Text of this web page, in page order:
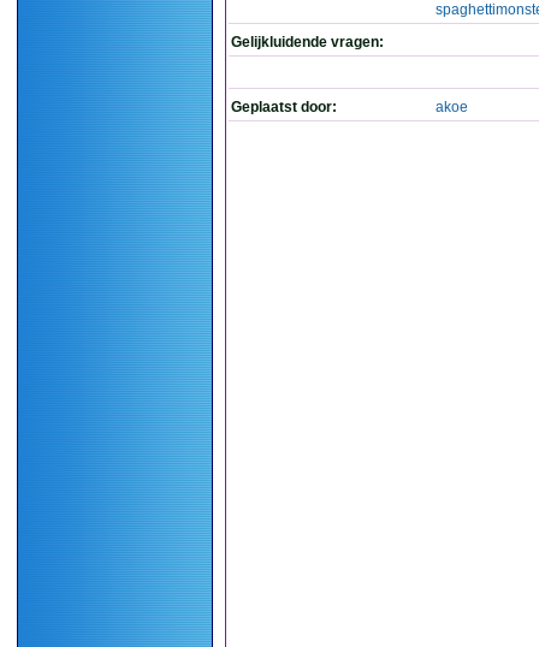
Gelijkluidende vragen:
Geplaatst door: akoe